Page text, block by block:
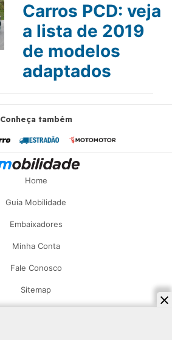
Carros PCD: veja
a lista de 2019
de modelos
adaptados
Conheça também
Home
Guia Mobilidade
Embaixadores
Minha Conta
Fale Conosco
Sitemap